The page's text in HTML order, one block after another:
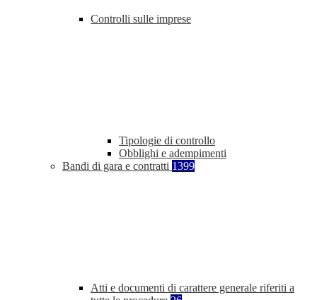
Controlli sulle imprese
Tipologie di controllo
Obblighi e adempimenti
Bandi di gara e contratti 1399
Atti e documenti di carattere generale riferiti a